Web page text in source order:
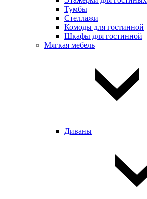
Тумбы
Стеллажи
Комоды для гостинной
Шкафы для гостинной
Мягкая мебель
Диваны